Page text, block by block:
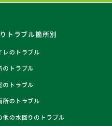
トラブル箇所別
レのトラブル
のトラブル
のトラブル
所のトラブル
他の水回りのトラブル